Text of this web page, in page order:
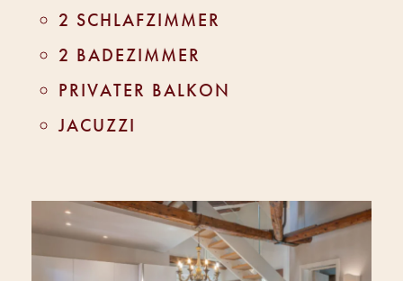
2 SCHLAFZIMMER
2 BADEZIMMER
PRIVATER BALKON
JACUZZI